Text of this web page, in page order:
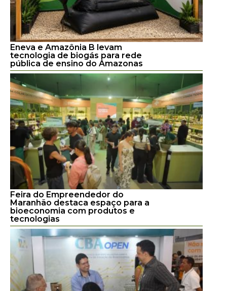
Eneva e Amazônia B levam
tecnologia de biogás para rede
pública de ensino do Amazonas
Feira do Empreendedor do
Maranhão destaca espaço para a
bioeconomia com produtos e
tecnologias